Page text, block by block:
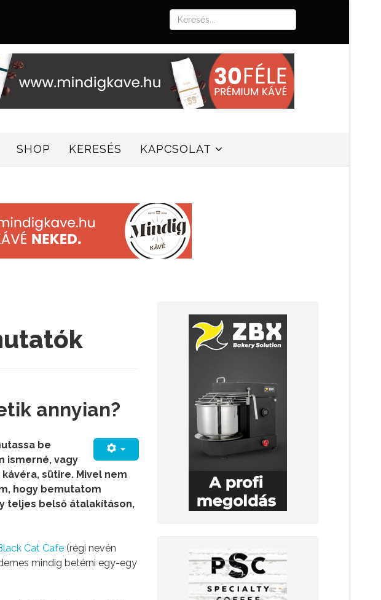
SHOP KERESÉS KAPCSOLAT
annyian?
be
ismerné, vagy
sütire. Mivel nem
hogy bemutatom
teljes belső átalakításon,
Cat Cafe (régi nevén
mindig betérni egy-egy